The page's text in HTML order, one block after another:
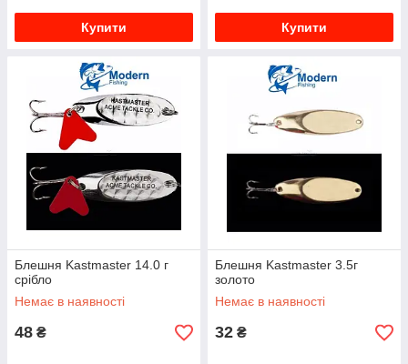
Купити Купити
Блешня Kastmaster 14.0 г
срібло
Немає в наявності
48 ₴
Блешня Kastmaster 3.5г
золото
Немає в наявності
32 ₴